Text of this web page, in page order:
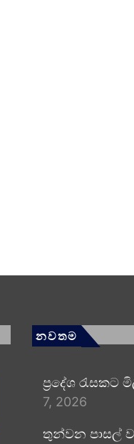
නවතම
ප්‍රදේශ රැසකට
7, 2026
තුන්වන පාසල්